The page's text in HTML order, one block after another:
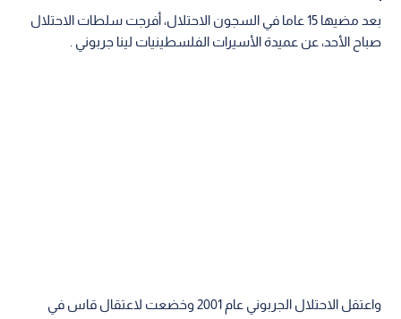
بعد مضيها 15 عاما في السجون الاحتلال، أفرجت سلطات الاحتلال
صباح الأحد، عن عميدة الأسيرات الفلسطينيات لينا جربوني .
واعتقل الاحتلال الجربوني عام 2001 وخضعت لاعتقال قاس في